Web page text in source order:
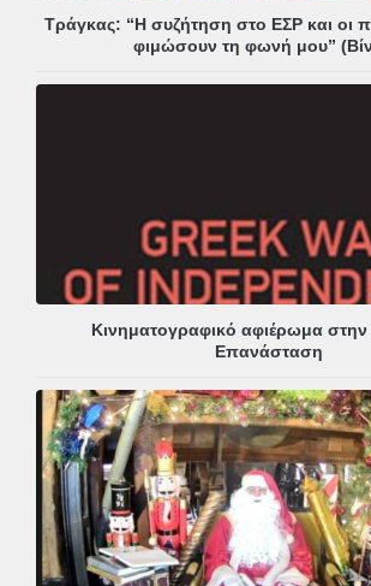
Τράγκας: “Η συζήτηση στο ΕΣΡ και οι
φιμώσουν τη φωνή μου”
Κινηματογραφικό αφιέρωμα στην
Επανάσταση